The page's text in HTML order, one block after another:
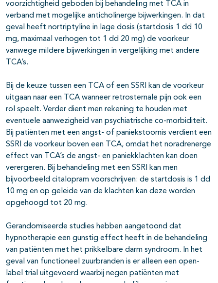
voorzichtigheid geboden bij behandeling met TCA in
verband met mogelijke anticholinerge bijwerkingen. In dat
geval heeft nortriptyline in lage dosis (startdosis 1 dd 10
mg, maximaal verhogen tot 1 dd 20 mg) de voorkeur
vanwege mildere bijwerkingen in vergelijking met andere
TCA’s.
Bij de keuze tussen een TCA of een SSRI kan de voorkeur
uitgaan naar een TCA wanneer retrosternale pijn ook een
rol speelt. Verder dient men rekening te houden met
eventuele aanwezigheid van psychiatrische co-morbiditeit.
Bij patiënten met een angst- of paniekstoornis verdient een
SSRI de voorkeur boven een TCA, omdat het noradrenerge
effect van TCA’s de angst- en paniekklachten kan doen
verergeren. Bij behandeling met een SSRI kan men
bijvoorbeeld citalopram voorschrijven: de startdosis is 1 dd
10 mg en op geleide van de klachten kan deze worden
opgehoogd tot 20 mg.
Gerandomiseerde studies hebben aangetoond dat
hypnotherapie een gunstig effect heeft in de behandeling
van patiënten met het prikkelbare darm syndroom. In het
geval van functioneel zuurbranden is er alleen een open-
label trial uitgevoerd waarbij negen patiënten met